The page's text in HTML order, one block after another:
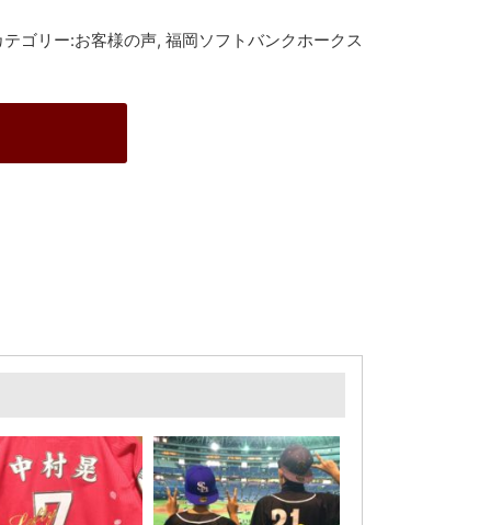
テゴリー:お客様の声, 福岡ソフトバンクホークス